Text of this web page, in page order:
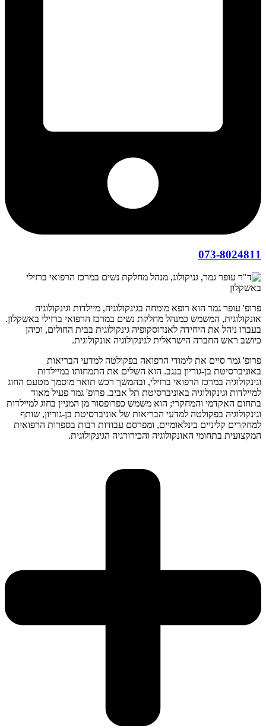
073-8024811
פרופ' עופר גמר הוא רופא מומחה בגינקולוגיה, מיילדות וגינקולוגיה
אונקולוגית, המשמש כמנהל מחלקת נשים במרכז הרפואי ברזילי באשקלון.
בעברו ניהל את היחידה לאנדוסקופיה גינקולוגית בבית החולים, וכיהן
כיושב ראש החברה הישראלית לגינקולוגיה אונקולוגית.
פרופ' גמר סיים את לימודי הרפואה בפקולטה למדעי הבריאות
באוניברסיטת בן-גוריון בנגב. הוא השלים את התמחותו במיילדות
וגינקולוגיה במרכז הרפואי ברזילי, ובהמשך רכש תואר מוסמך מטעם החוג
למיילדות וגינקולוגיה באוניברסיטת תל אביב. פרופ' גמר פעיל מאוד
בתחום האקדמי והמחקרי; הוא משמש כפרופסור מן המניין בחוג למיילדות
וגינקולוגיה בפקולטה למדעי הבריאות של אוניברסיטת בן-גוריון, שותף
למחקרים קליניים בינלאומיים, ומפרסם עבודות רבות בספרות הרפואית
המקצועית בתחומי האונקולוגיה והכירורגיה הגינקולוגית.